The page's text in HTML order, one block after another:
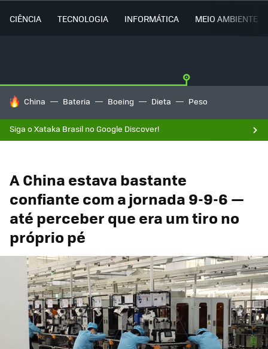
CIÊNCIA TECNOLOGIA INFORMÁTICA MEIO AMBIENTE
TENDÊNCIAS DO DIA
China Bateria Boeing Dieta Peso
Siga o Xataka Brasil no Google Discover!
A China estava bastante
confiante com a jornada 9-9-6 —
até perceber que era um tiro no
próprio pé